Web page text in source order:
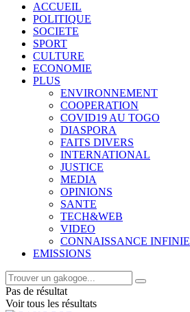
ACCUEIL
POLITIQUE
SOCIETE
SPORT
CULTURE
ECONOMIE
PLUS
ENVIRONNEMENT
COOPERATION
COVID19 AU TOGO
DIASPORA
FAITS DIVERS
INTERNATIONAL
JUSTICE
MEDIA
OPINIONS
SANTE
TECH&WEB
VIDEO
CONNAISSANCE INFINIE
EMISSIONS
Pas de résultat
Voir tous les résultats